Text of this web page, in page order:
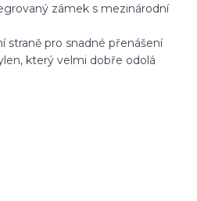
zámek s mezinárodní
straně pro snadné přenášení
který velmi dobře odolá